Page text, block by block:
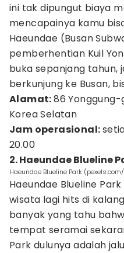
ini tak dipungut biaya
mencapainya kamu
Haeundae (Busan
pemberhentian Kuil
buka sepanjang tahun,
berkunjung ke Busan,
Alamat:86 Yonggung-
Korea Selatan
Jam operasional:
20.00
2. Haeundae Blueline
Haeundae Blueline Park
Haeundae Blueline
wisata lagi hits di
banyak yang tahu
tempat seramai
Park dulunya adalah